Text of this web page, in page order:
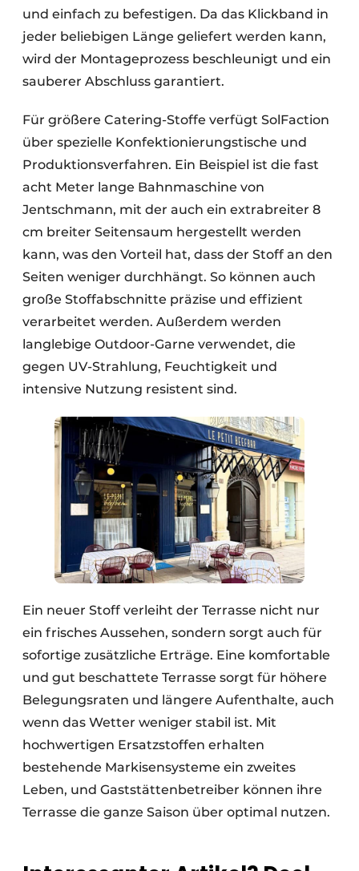
und einfach zu befestigen. Da das Klickband in
jeder beliebigen Länge geliefert werden kann,
wird der Montageprozess beschleunigt und ein
sauberer Abschluss garantiert.
Für größere Catering-Stoffe verfügt SolFaction
über spezielle Konfektionierungstische und
Produktionsverfahren. Ein Beispiel ist die fast
acht Meter lange Bahnmaschine von
Jentschmann, mit der auch ein extrabreiter 8
cm breiter Seitensaum hergestellt werden
kann, was den Vorteil hat, dass der Stoff an den
Seiten weniger durchhängt. So können auch
große Stoffabschnitte präzise und effizient
verarbeitet werden. Außerdem werden
langlebige Outdoor-Garne verwendet, die
gegen UV-Strahlung, Feuchtigkeit und
intensive Nutzung resistent sind.
Ein neuer Stoff verleiht der Terrasse nicht nur
ein frisches Aussehen, sondern sorgt auch für
sofortige zusätzliche Erträge. Eine komfortable
und gut beschattete Terrasse sorgt für höhere
Belegungsraten und längere Aufenthalte, auch
wenn das Wetter weniger stabil ist. Mit
hochwertigen Ersatzstoffen erhalten
bestehende Markisensysteme ein zweites
Leben, und Gaststättenbetreiber können ihre
Terrasse die ganze Saison über optimal nutzen.